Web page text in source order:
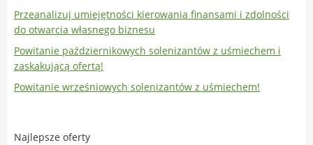
Przeanalizuj umiejętności kierowania finansami i zdolności
do otwarcia własnego biznesu
Powitanie październikowych solenizantów z uśmiechem i
zaskakującą ofertą!
Powitanie wrześniowych solenizantów z uśmiechem!
Najlepsze oferty